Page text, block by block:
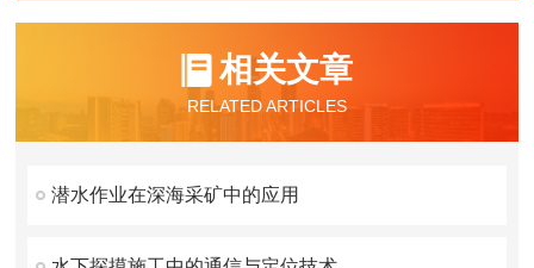
相关文章
RELATED ARTICLES
潜水作业在深海采矿中的应用